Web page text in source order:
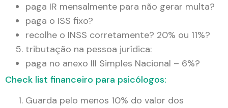
paga IR mensalmente para não gerar multa?
paga o ISS fixo?
recolhe o INSS corretamente? 20% ou 11%?
tributação na pessoa jurídica:
paga no anexo III Simples Nacional – 6%?
Check list financeiro para psicólogos:
Guarda pelo menos 10% do valor dos